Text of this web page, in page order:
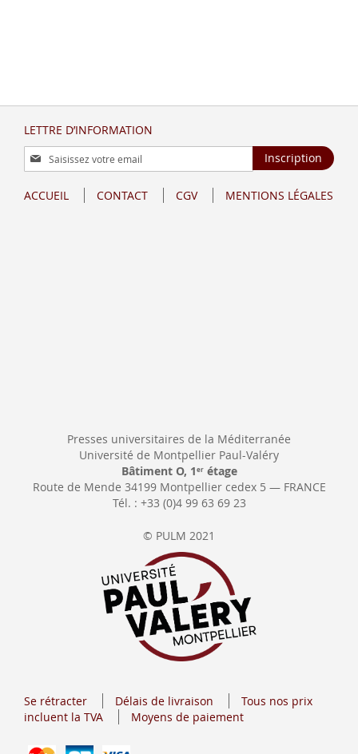
LETTRE D’INFORMATION
Inscription
à
lettre
Inscription
ACCUEIL CONTACT CGV MENTIONS LÉGALES
Presses universitaires de la Méditerranée
Université de Montpellier Paul-Valéry
Bâtiment O, 1 erétage
Route de Mende 34199 Montpellier cedex 5 — FRANCE
Tél. : +33 (0)4 99 63 69 23
© PULM 2021
Se rétracter Délais de livraison
Tous nos prix
incluent la TVA
Moyens de paiement